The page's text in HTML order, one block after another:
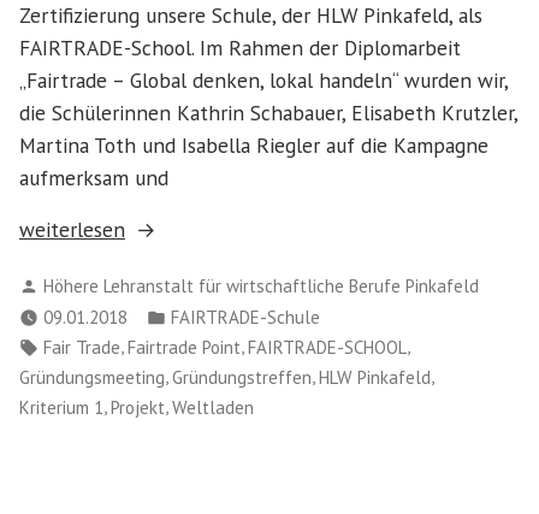
Zertifizierung unsere Schule, der HLW Pinkafeld, als
FAIRTRADE-School. Im Rahmen der Diplomarbeit
„Fairtrade – Global denken, lokal handeln“ wurden wir,
die Schülerinnen Kathrin Schabauer, Elisabeth Krutzler,
Martina Toth und Isabella Riegler auf die Kampagne
aufmerksam und
„Gründung
FAIRTRADE-
Schoolteams
an
der
HLW
weiterlesen
Verfasst
von
Höhere Lehranstalt für wirtschaftliche Berufe Pinkafeld
09.01.2018
Veröffentlicht
in
FAIRTRADE-Schule
Schlagwörter:
Fair Trade Fairtrade Point FAIRTRADE-SCHOOL
Gründungsmeeting,Gründungstreffen,HLW Pinkafeld,
Kriterium 1,Projekt,Weltladen